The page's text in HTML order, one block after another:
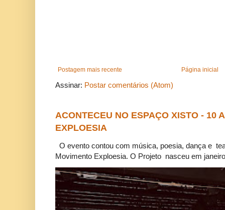
Postagem mais recente Página inicial
Assinar: Postar comentários (Atom)
ACONTECEU NO ESPAÇO XISTO - 10
EXPLOESIA
O evento contou com música, poesia, dança e
Movimento Exploesia. O Projeto nasceu em